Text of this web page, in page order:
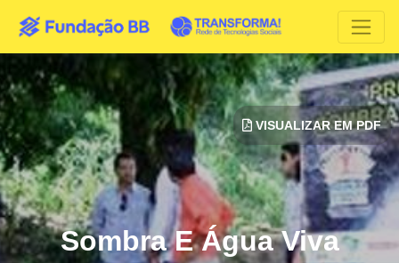
Sombra E Água Viva
VISUALIZAR EM PDF